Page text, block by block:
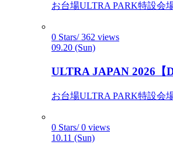
お台場ULTRA PARK特設会
0 Stars/ 362 views
09.20 (Sun)
ULTRA JAPAN 2026【
お台場ULTRA PARK特設会
0 Stars/ 0 views
10.11 (Sun)